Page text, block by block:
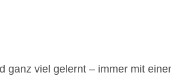
ganz viel gelernt – immer mit